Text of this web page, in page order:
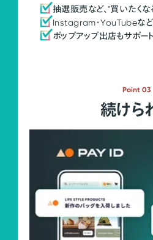
抽選販売など、"買いたく
Instagram・YouTubeなど
ポップアップ出店もサポート
Point 03
続けら